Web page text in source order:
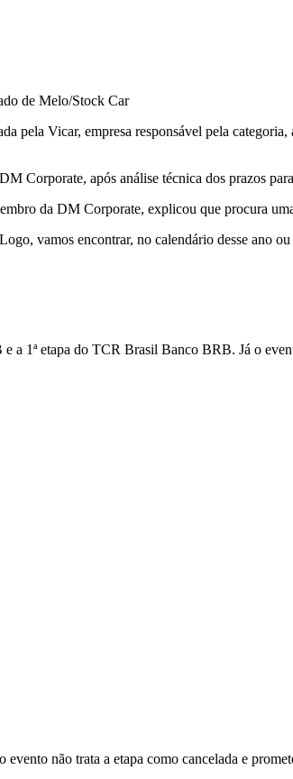
de Melo/Stock Car
pela Vicar, empresa responsável pela
Corporate, após análise técnica dos prazos
da DM Corporate, explicou que procura
vamos encontrar, no calendário desse ano
1ª etapa do TCR Brasil Banco BRB. Já o
não trata a etapa como cancelada e